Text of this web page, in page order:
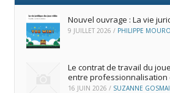
Nouvel ouvrage : La vie
9 JUILLET 2026 / PHILIPPE
Le contrat de travail du
entre professionnalisation
16 JUIN 2026 / SUZANNE